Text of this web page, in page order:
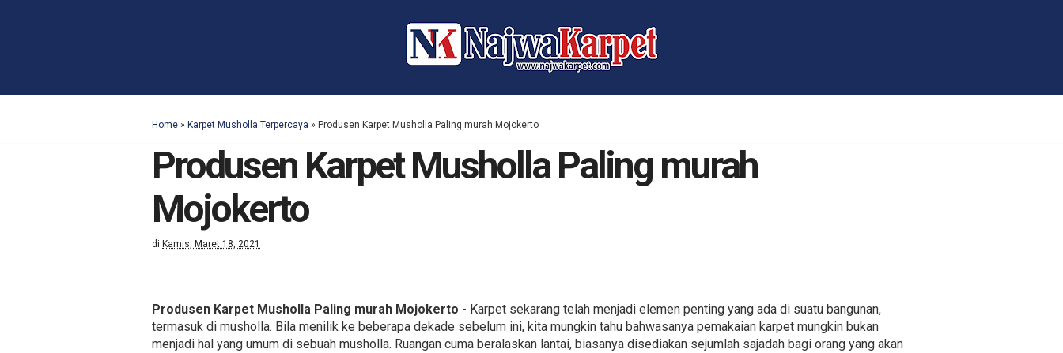
Home » Karpet Musholla Terpercaya » Produsen Karpet Musholla Paling murah Mojokerto
Produsen Karpet Musholla Paling murah
Mojokerto
di Kamis, Maret 18, 2021
Produsen Karpet Musholla Paling murah Mojokerto - Karpet sekarang telah menjadi elemen penting yang ada di suatu bangunan,
termasuk di musholla. Bila menilik ke beberapa dekade sebelum ini, kita mungkin tahu bahwasanya pemakaian karpet mungkin bukan
menjadi hal yang umum di sebuah musholla. Ruangan cuma beralaskan lantai, biasanya disediakan sejumlah sajadah bagi orang yang akan